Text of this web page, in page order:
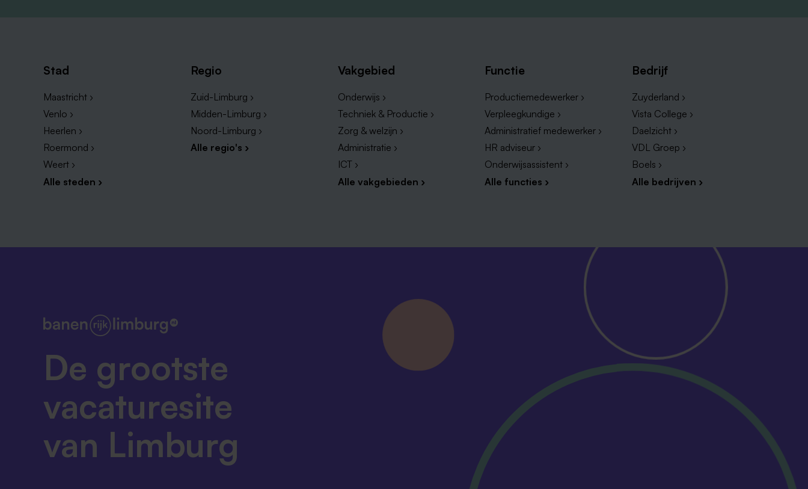
Stad
Maastricht ›
Venlo ›
Heerlen ›
Roermond ›
Weert ›
Alle steden ›
Regio
Zuid-Limburg ›
Midden-Limburg ›
Noord-Limburg ›
Alle regio's ›
Vakgebied
Onderwijs ›
Techniek & Productie ›
Zorg & welzijn ›
Administratie ›
ICT ›
Alle vakgebieden ›
Functie
Productiemedewerker ›
Verpleegkundige ›
Administratief medewerker ›
HR adviseur ›
Onderwijsassistent ›
Alle functies ›
Bedrijf
Zuyderland ›
Vista College ›
Daelzicht ›
VDL Groep ›
Boels ›
Alle bedrijven ›
De grootste
vacaturesite
van Limburg